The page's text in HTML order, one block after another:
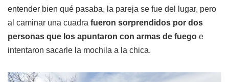
entender bien qué pasaba, la pareja se fue del lugar, pero
al caminar una cuadra fueron sorprendidos por dos
personas que los apuntaron con armas de fuego e
intentaron sacarle la mochila a la chica.